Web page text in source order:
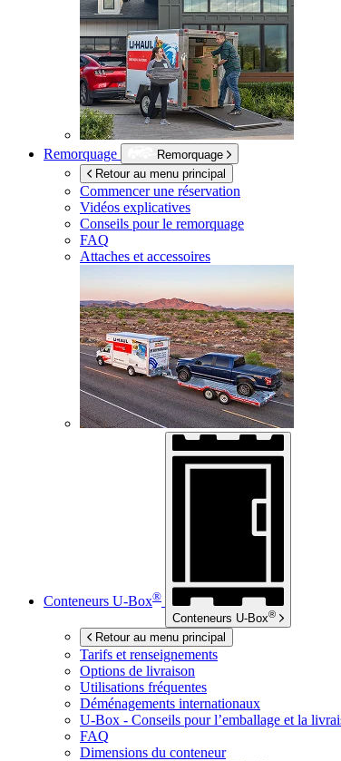
Remorquage
Remorquage
Retour au menu principal
Commencer une réservation
Vidéos explicatives
Conseils pour le remorquage
FAQ
Attaches et accessoires
Conteneurs U-Box®
Conteneurs U-Box®
Retour au menu principal
Tarifs et renseignements
Options de livraison
Utilisations fréquentes
Déménagements internationaux
U-Box - Conseils pour l’emballage et la
FAQ
Dimensions du conteneur